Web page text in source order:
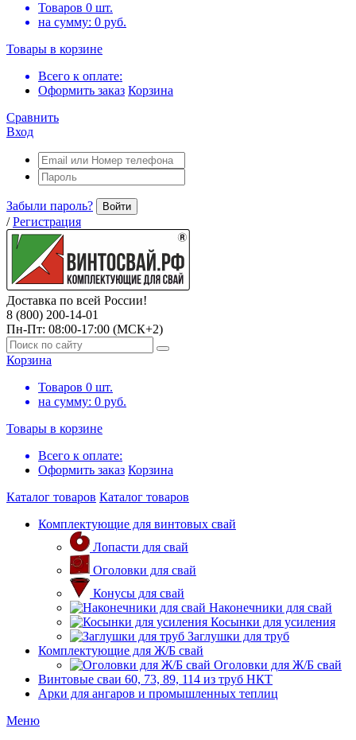
Товаров 0 шт.
на сумму: 0 руб.
Товары в корзине
Всего к оплате:
Оформить заказ Корзина
Сравнить
Вход
Забыли пароль? Войти
/ Регистрация
Доставка по всей России!
8 (800) 200-14-01
Пн-Пт: 08:00-17:00 (МСК+2)
Корзина
Товаров 0 шт.
на сумму: 0 руб.
Товары в корзине
Всего к оплате:
Оформить заказ Корзина
Каталог товаров Каталог товаров
Комплектующие для винтовых свай
Лопасти для свай
Оголовки для свай
Конусы для свай
Наконечники для свай
Косынки для усиления
Заглушки для труб
Комплектующие для Ж/Б свай
Оголовки для Ж/Б свай
Винтовые сваи 60, 73, 89, 114 из труб НКТ
Арки для ангаров и промышленных теплиц
Меню